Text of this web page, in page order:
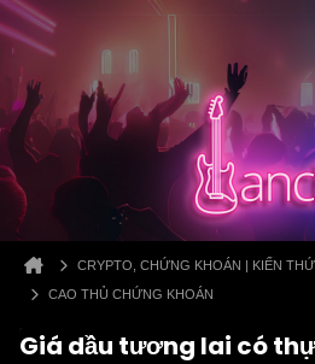
CRYPTO, CHỨNG KHOÁN | KIẾN
CAO THỦ CHỨNG KHOÁN
Giá dầu tương lai có